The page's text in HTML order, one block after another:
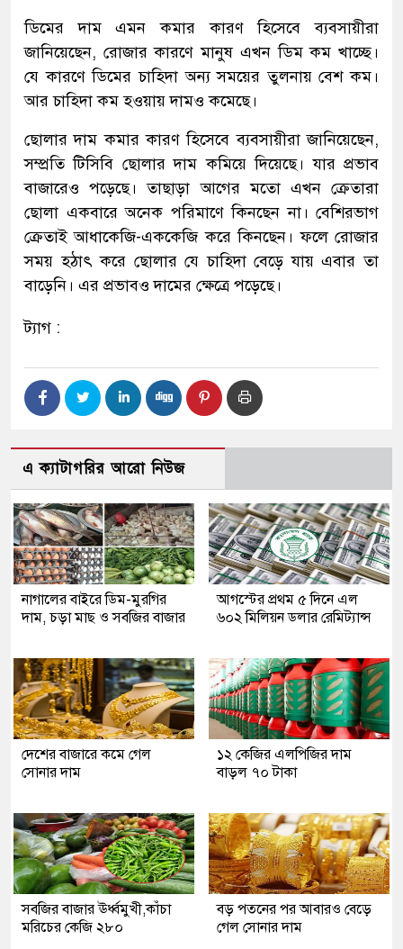
ডিমের দাম এমন কমার কারণ হিসেবে ব্যবসায়ীরা
জানিয়েছেন, রোজার কারণে মানুষ এখন ডিম কম খাচ্ছে।
যে কারণে ডিমের চাহিদা অন্য সময়ের তুলনায় বেশ কম।
আর চাহিদা কম হওয়ায় দামও কমেছে।
ছোলার দাম কমার কারণ হিসেবে ব্যবসায়ীরা জানিয়েছেন,
সম্প্রতি টিসিবি ছোলার দাম কমিয়ে দিয়েছে। যার প্রভাব
বাজারেও পড়েছে। তাছাড়া আগের মতো এখন ক্রেতারা
ছোলা একবারে অনেক পরিমাণে কিনছেন না। বেশিরভাগ
ক্রেতাই আধাকেজি-এককেজি করে কিনছেন। ফলে রোজার
সময় হঠাৎ করে ছোলার যে চাহিদা বেড়ে যায় এবার তা
বাড়েনি। এর প্রভাবও দামের ক্ষেত্রে পড়েছে।
ট্যাগ :
এ ক্যাটাগরির আরো নিউজ
নাগালের বাইরে ডিম-মুরগির
দাম, চড়া মাছ ও সবজির বাজার
আগস্টের প্রথম ৫ দিনে এল
৬০২ মিলিয়ন ডলার রেমিট্যান্স
দেশের বাজারে কমে গেল
সোনার দাম
১২ কেজির এলপিজির দাম
বাড়ল ৭০ টাকা
সবজির বাজার ঊর্ধ্বমুখী,কাঁচা
মরিচের কেজি ২৮০
বড় পতনের পর আবারও বেড়ে
গেল সোনার দাম